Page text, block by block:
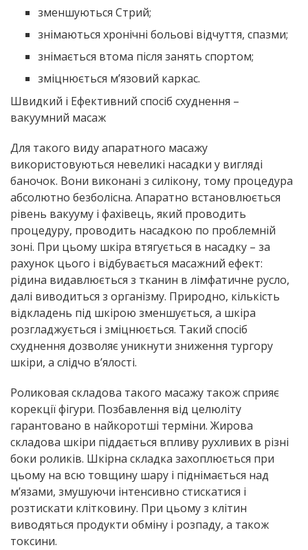
зменшуються Стрий;
знімаються хронічні больові відчуття, спазми;
знімається втома після занять спортом;
зміцнюється м’язовий каркас.
Швидкий і Ефективний спосіб схуднення –
вакуумний масаж
Для такого виду апаратного масажу
використовуються невеликі насадки у вигляді
баночок. Вони виконані з силікону, тому процедура
абсолютно безболісна. Апаратно встановлюється
рівень вакууму і фахівець, який проводить
процедуру, проводить насадкою по проблемній
зоні. При цьому шкіра втягується в насадку – за
рахунок цього і відбувається масажний ефект:
рідина видавлюється з тканин в лімфатичне русло,
далі виводиться з організму. Природно, кількість
відкладень під шкірою зменшується, а шкіра
розгладжується і зміцнюється. Такий спосіб
схуднення дозволяє уникнути зниження тургору
шкіри, а слідчо в’ялості.
Роликовая складова такого масажу також сприяє
корекції фігури. Позбавлення від целюліту
гарантовано в найкоротші терміни. Жирова
складова шкіри піддається впливу рухливих в різні
боки роликів. Шкірна складка захоплюється при
цьому на всю товщину шару і піднімається над
м’язами, змушуючи інтенсивно стискатися і
розтискати клітковину. При цьому з клітин
виводяться продукти обміну і розпаду, а також
токсини.